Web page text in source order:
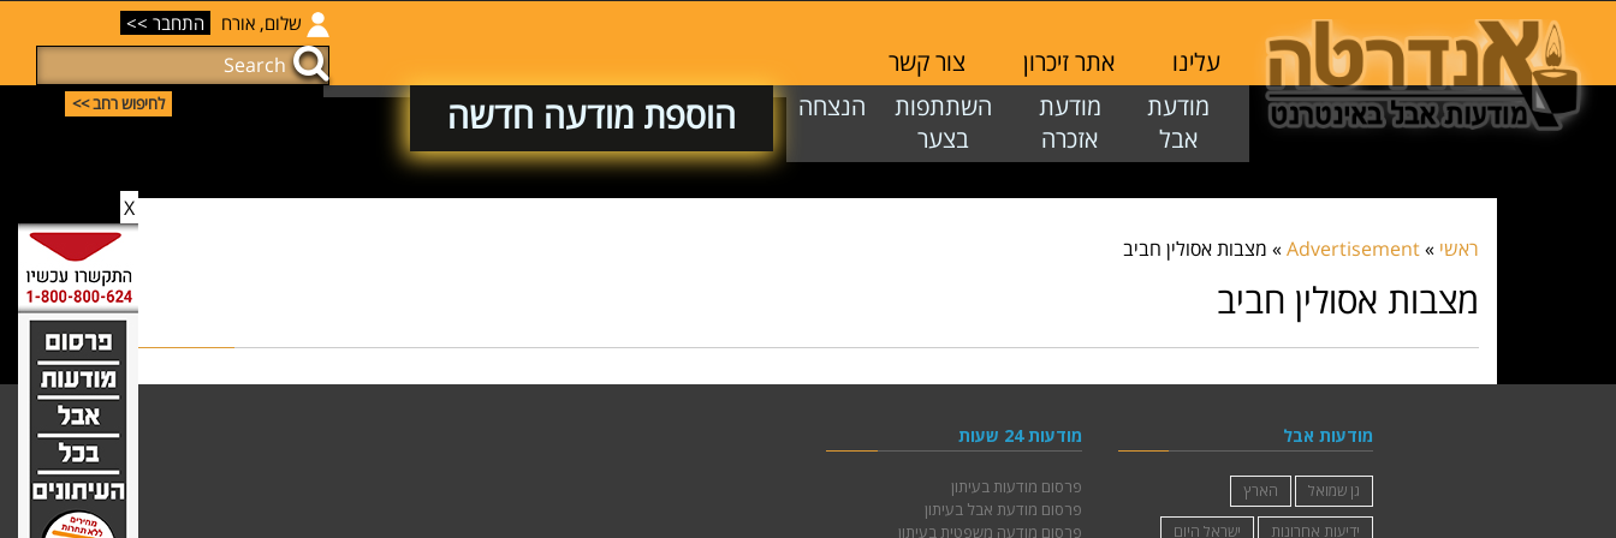
X
עלינו אתר זיכרון
צור קשר
מודעת
אבל
מודעת
אזכרה
השתתפות
בצער
הנצחה הוספת מודעה חדשה
שלום, אורח התחבר >>
לחיפוש רחב >>
ראשי »
Advertisement
» מצבות אסולין חביב
מצבות אסולין חביב
מודעות אבל
גן שמואל
הארץ
ידיעות אחרונות
ישראל היום
מודעות 24 שעות
פרסום מודעות בעיתון
פרסום מודעת אבל בעיתון
פרסום מודעה משפטית בעיתון